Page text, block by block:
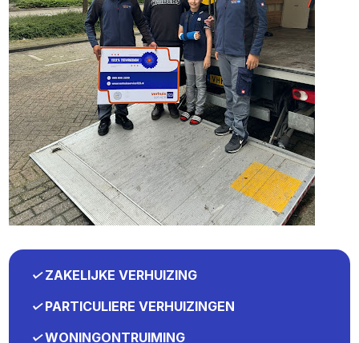
✓ZAKELIJKE VERHUIZING
✓PARTICULIERE VERHUIZINGEN
✓WONINGONTRUIMING